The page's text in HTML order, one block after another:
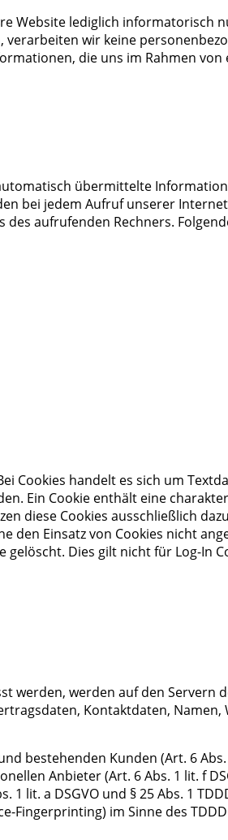
Website lediglich informatorisch
wir keine
die uns im Rahmen
übermittelte
bei jedem Aufruf unserer
aufrufenden Rechners.
Cookies handelt es sich um
Ein Cookie enthält eine
diese Cookies ausschließlich
den Einsatz von Cookies nicht
Dies gilt nicht für Log-In
werden, werden auf den Servern
Kontaktdaten,
bestehenden Kunden (Art. 6
Anbieter (Art. 6 Abs. 1 lit. f
lit. a DSGVO und § 25 Abs. 1
Fingerprinting) im Sinne des